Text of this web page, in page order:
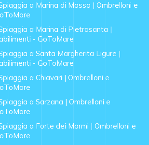
a Marina di Massa | Ombrelloni e
a Marina di Pietrasanta |
- GoToMare
a Santa Margherita Ligure |
- GoToMare
a Chiavari | Ombrelloni e
a Sarzana | Ombrelloni e
a Forte dei Marmi | Ombrelloni e